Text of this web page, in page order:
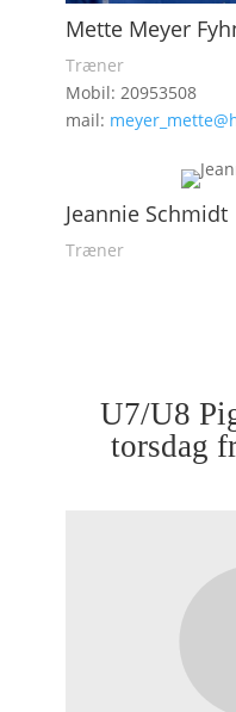
Mette Meyer
Træner
Mobil: 20953508
mail:
Jeannie Schmidt
Træner
U7/U8
torsdag